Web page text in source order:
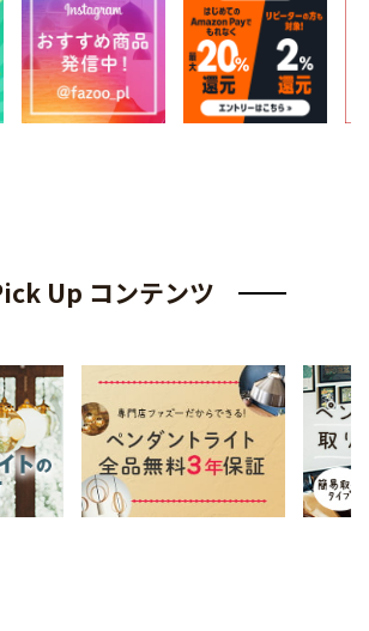
Up コンテンツ